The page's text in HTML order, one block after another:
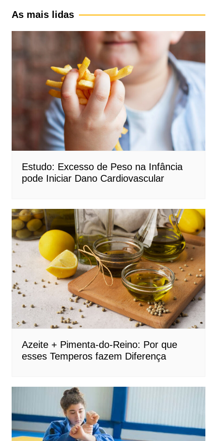
As mais lidas
Estudo: Excesso de Peso na Infância
pode Iniciar Dano Cardiovascular
Azeite + Pimenta-do-Reino: Por que
esses Temperos fazem Diferença